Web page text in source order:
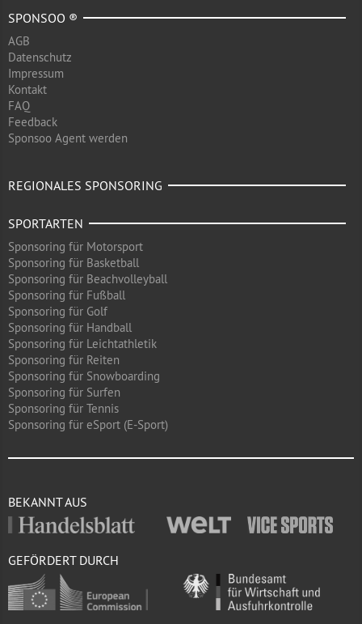
SPONSOO ®
AGB
Datenschutz
Impressum
Kontakt
FAQ
Feedback
Sponsoo Agent werden
REGIONALES SPONSORING
SPORTARTEN
Sponsoring für Motorsport
Sponsoring für Basketball
Sponsoring für Beachvolleyball
Sponsoring für Fußball
Sponsoring für Golf
Sponsoring für Handball
Sponsoring für Leichtathletik
Sponsoring für Reiten
Sponsoring für Snowboarding
Sponsoring für Surfen
Sponsoring für Tennis
Sponsoring für eSport (E-Sport)
BEKANNT AUS
GEFÖRDERT DURCH